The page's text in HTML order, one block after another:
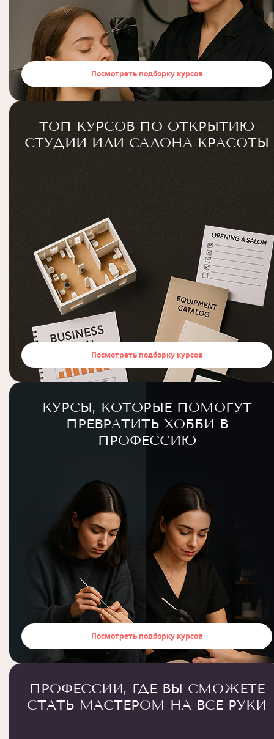
Посмотреть подборку курсов
ТОП КУРСОВ ПО ОТКРЫТИЮ
СТУДИИ ИЛИ САЛОНА КРАСОТЫ
Посмотреть подборку курсов
КУРСЫ, КОТОРЫЕ ПОМОГУТ
ПРЕВРАТИТЬ ХОББИ В
ПРОФЕССИЮ
Посмотреть подборку курсов
ПРОФЕССИИ, ГДЕ ВЫ СМОЖЕТЕ
СТАТЬ МАСТЕРОМ НА ВСЕ РУКИ